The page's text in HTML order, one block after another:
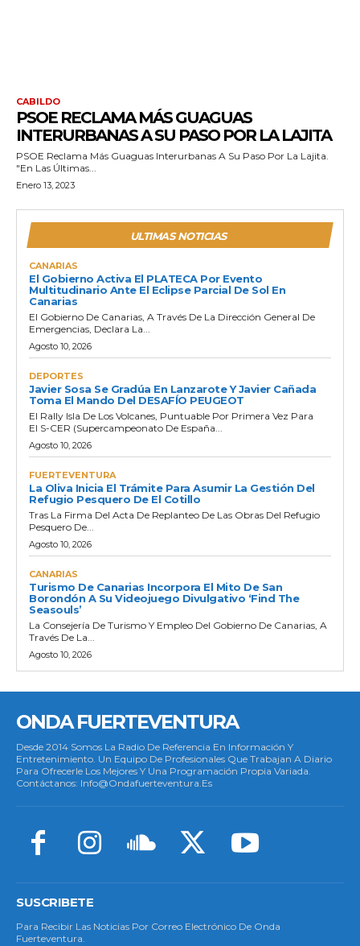
CABILDO
PSOE RECLAMA MÁS GUAGUAS
INTERURBANAS A SU PASO POR LA LAJITA
PSOE Reclama Más Guaguas Interurbanas A Su Paso Por La Lajita.
"En Las Últimas...
Enero 13, 2023
ULTIMAS NOTICIAS
CANARIAS
El Gobierno Activa El PLATECA Por Evento
Multitudinario Ante El Eclipse Parcial De Sol En
Canarias
El Gobierno De Canarias, A Través De La Dirección General De
Emergencias, Declara La...
Agosto 10, 2026
DEPORTES
Javier Sosa Se Gradúa En Lanzarote Y Javier Cañada
Toma El Mando Del DESAFÍO PEUGEOT
El Rally Isla De Los Volcanes, Puntuable Por Primera Vez Para
El S-CER (Supercampeonato De España...
Agosto 10, 2026
FUERTEVENTURA
La Oliva Inicia El Trámite Para Asumir La Gestión Del
Refugio Pesquero De El Cotillo
Tras La Firma Del Acta De Replanteo De Las Obras Del Refugio
Pesquero De...
Agosto 10, 2026
CANARIAS
Turismo De Canarias Incorpora El Mito De San
Borondón A Su Videojuego Divulgativo ‘Find The
Seasouls’
La Consejería De Turismo Y Empleo Del Gobierno De Canarias, A
Través De La...
Agosto 10, 2026
ONDA FUERTEVENTURA
Desde 2014 Somos La Radio De Referencia En Información Y
Entretenimiento. Un Equipo De Profesionales Que Trabajan A Diario
Para Ofrecerle Los Mejores Y Una Programación Propia Variada.
Contáctanos: Info@ondafuerteventura.es
SUSCRIBETE
Para Recibir Las Noticias Por Correo Electrónico De Onda
Fuerteventura.